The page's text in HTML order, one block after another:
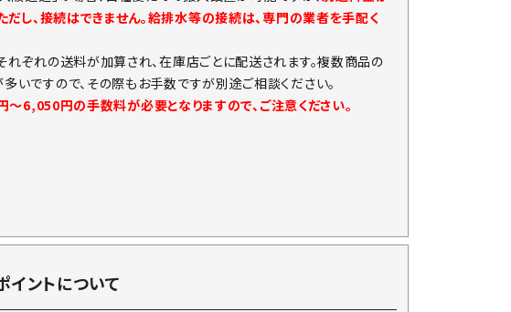
だし、接続はできません。給排水等の接続は、専門の業者を手配く
ぞれの送料が加算され、在庫店ごとに配送されます。複数商品の
ですので、その際もお手数ですが別途ご相談ください。
6,050円の手数料が必要となりますので、ご注意ください。
ントについて